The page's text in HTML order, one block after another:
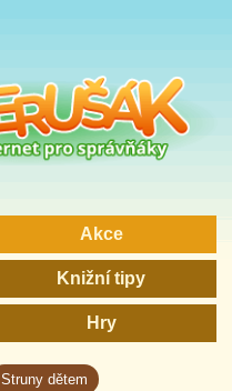
Akce
Knižní tipy
Hry
Struny dětem